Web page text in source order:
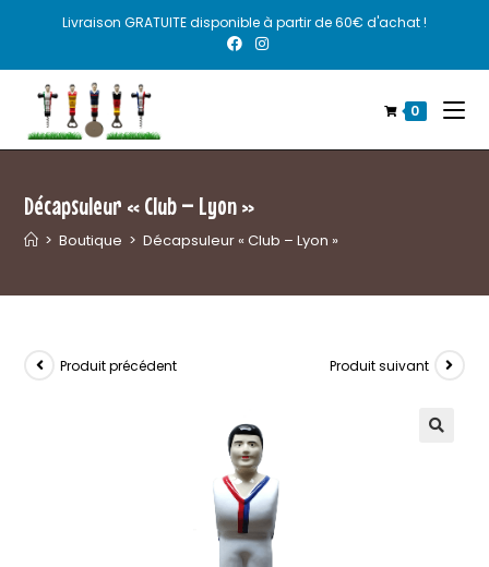
Livraison GRATUITE disponible à partir de 60€ d'achat !
0
Décapsuleur « Club – Lyon »
> Boutique > Décapsuleur « Club – Lyon »
Produit précédent Produit suivant